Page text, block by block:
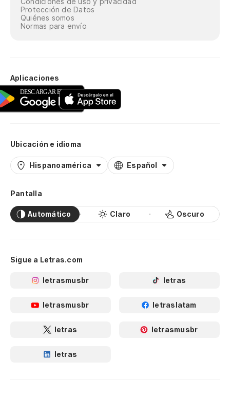
Protección de Datos
Quiénes somos
Normas para envío
Aplicaciones
Ubicación e idioma
Hispanoamérica Español
Pantalla
Automático Claro Oscuro
Sigue a Letras.com
letrasmusbr letras
letrasmusbr letraslatam
letras letrasmusbr
letras